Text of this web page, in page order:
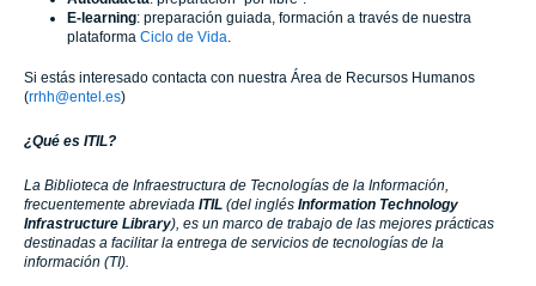
E-learning: preparación guiada, formación a través de nuestra
plataforma Ciclo de Vida.
Si estás interesado contacta con nuestra Área de Recursos Humanos
(rrhh@entel.es)
¿Qué es ITIL?
La Biblioteca de Infraestructura de Tecnologías de la Información,
frecuentemente abreviada ITIL (del inglés Information Technology
Infrastructure Library), es un marco de trabajo de las mejores prácticas
destinadas a facilitar la entrega de servicios de tecnologías de la
información (TI).